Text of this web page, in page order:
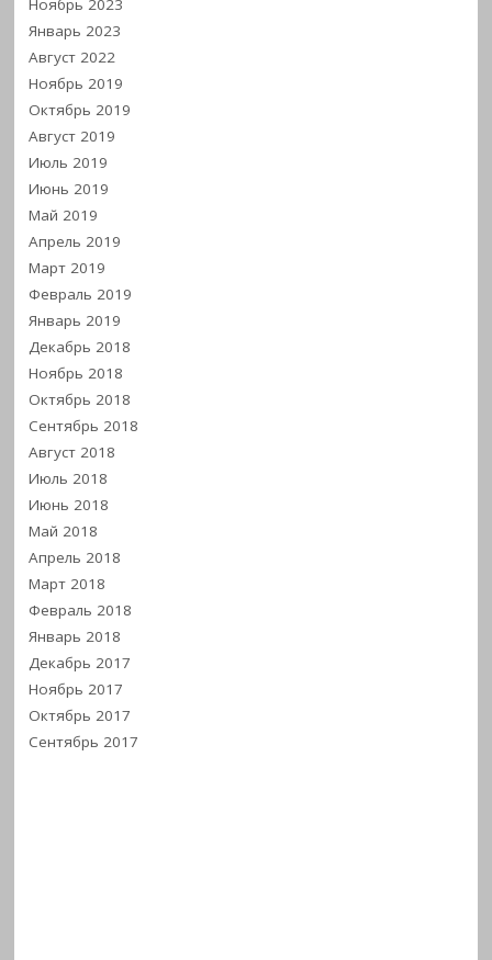
Январь 2023
Август 2022
Ноябрь 2019
Октябрь 2019
Август 2019
Июль 2019
Июнь 2019
Май 2019
Апрель 2019
Март 2019
Февраль 2019
Январь 2019
Декабрь 2018
Ноябрь 2018
Октябрь 2018
Сентябрь 2018
Август 2018
Июль 2018
Июнь 2018
Май 2018
Апрель 2018
Март 2018
Февраль 2018
Январь 2018
Декабрь 2017
Ноябрь 2017
Октябрь 2017
Сентябрь 2017